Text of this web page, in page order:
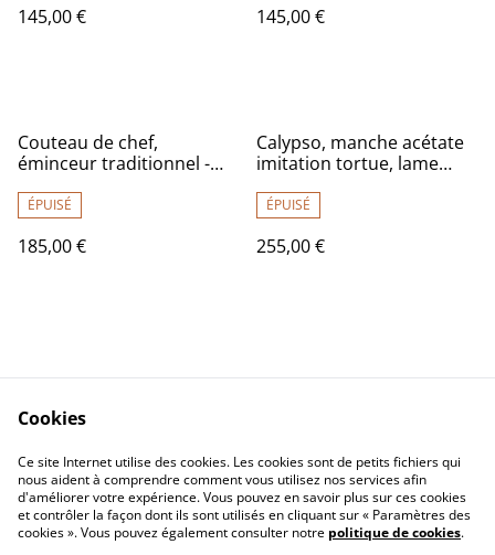
145,00 € 145,00 €
Couteau de chef,
éminceur traditionnel -
de qualité exceptionnelle,
lame inox
ÉPUISÉ
185,00 €
Calypso, manche acétate
imitation tortue, lame
ÉPUISÉ
255,00 €
Contact Us
Legal Terms
Privacy Policy
Cookie Policy
Cookies
Ce site Internet utilise des cookies. Les cookies sont de petits fichiers qui
nous aident à comprendre comment vous utilisez nos services afin
d'améliorer votre expérience. Vous pouvez en savoir plus sur ces cookies
et contrôler la façon dont ils sont utilisés en cliquant sur « Paramètres des
cookies ». Vous pouvez également consulter notre politique de cookies.